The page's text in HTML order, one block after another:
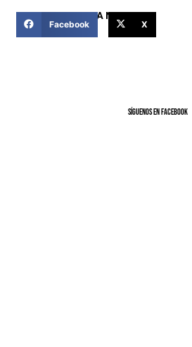
COMPARTIR ESTA NOTICIA
Facebook X
SíGUENOS EN FACEBOOK